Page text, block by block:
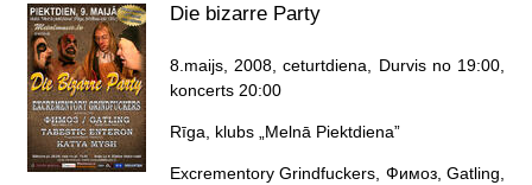
Die bizarre Party
8.maijs, 2008, ceturtdiena, Durvis no 19:00,
koncerts 20:00
Rīga, klubs „Melnā Piektdiena”
Excrementory Grindfuckers, Фимоз, Gatling,